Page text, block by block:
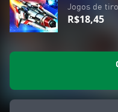
Jogos de
R$18,45